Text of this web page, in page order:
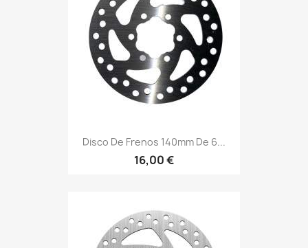
Disco De Frenos 140mm De 6...
16,00 €